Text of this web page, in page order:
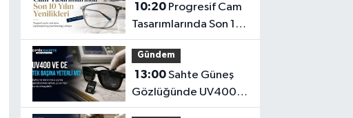
10:20
Tasarımlarında Son 10
Yılın Yenilikleri
Gündem
13:00Sahte Güneş
Gözlüğünde UV400
ve CE İbaresi Tek